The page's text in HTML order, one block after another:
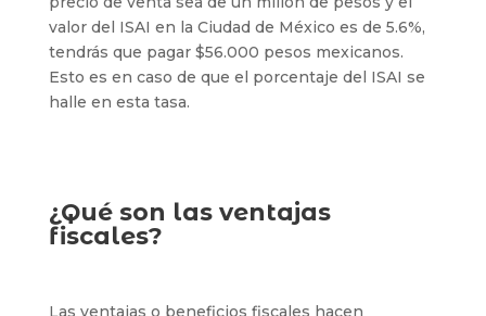
valor del ISAI en la Ciudad de México es de 5.6%,
tendrás que pagar $56.000 pesos mexicanos.
Esto es en caso de que el porcentaje del ISAI se
halle en esta tasa.
¿Qué son las ventajas
fiscales?
Las ventajas o beneficios fiscales hacen